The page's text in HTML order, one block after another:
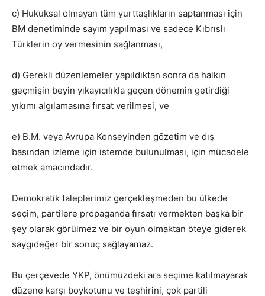
c) Hukuksal olmayan tüm yurttaşlıkların saptanması için
BM denetiminde sayım yapılması ve sadece Kıbrıslı
Türklerin oy vermesinin sağlanması,
d) Gerekli düzenlemeler yapıldıktan sonra da halkın
geçmişin beyin yıkayıcılıkla geçen dönemin getirdiği
yıkımı algılamasına fırsat verilmesi, ve
e) B.M. veya Avrupa Konseyinden gözetim ve dış
basından izleme için istemde bulunulması, için mücadele
etmek amacındadır.
Demokratik taleplerimiz gerçekleşmeden bu ülkede
seçim, partilere propaganda fırsatı vermekten başka bir
şey olarak görülmez ve bir oyun olmaktan öteye giderek
saygıdeğer bir sonuç sağlayamaz.
Bu çerçevede YKP, önümüzdeki ara seçime katılmayarak
düzene karşı boykotunu ve teşhirini, çok partili